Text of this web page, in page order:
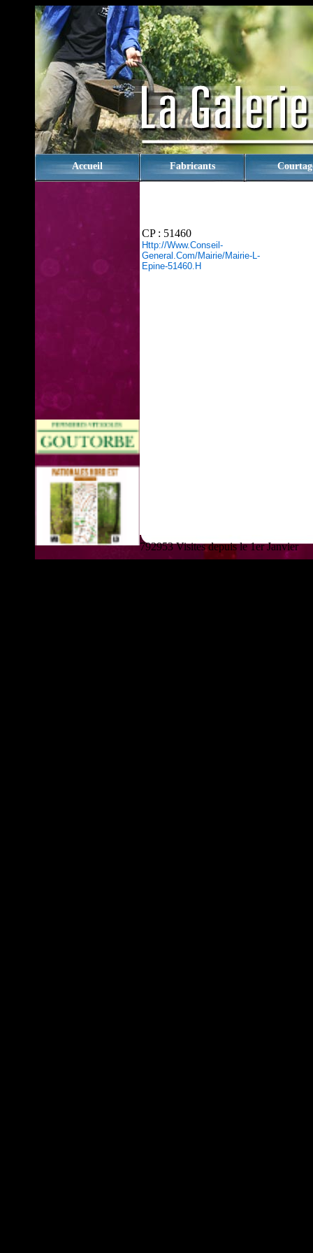
Accueil Fabricants
CP : 51460
Http://www.conseil-
General.com/mairie/mairie-L-
Epine-51460.h
792953 Visites depuis le 1er Janvier